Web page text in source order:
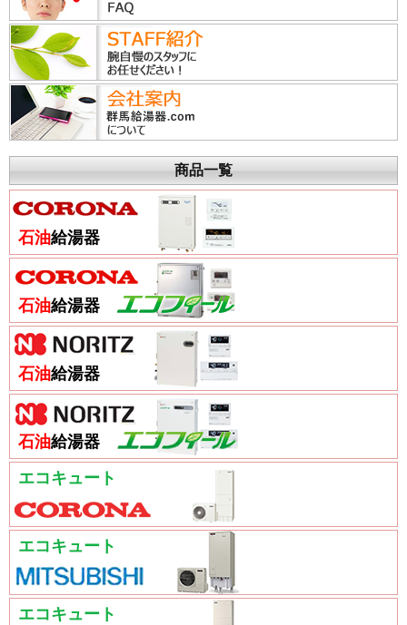
商品一覧
石油給湯器
石油給湯器
石油給湯器
石油給湯器
エコキュート
エコキュート
エコキュート